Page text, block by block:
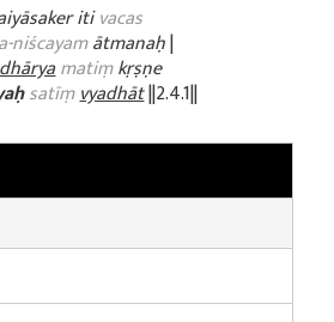
itivacas
niścayamātmanaḥ|
matiṃkṛṣṇe
satīṃvyadhāt||2.4.1||